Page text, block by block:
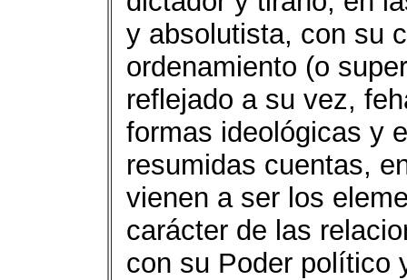
y absolutista, con su
ordenamiento (o
reflejado a su vez,
formas ideológicas y
resumidas cuentas,
vienen a ser los
carácter de las
con su Poder político